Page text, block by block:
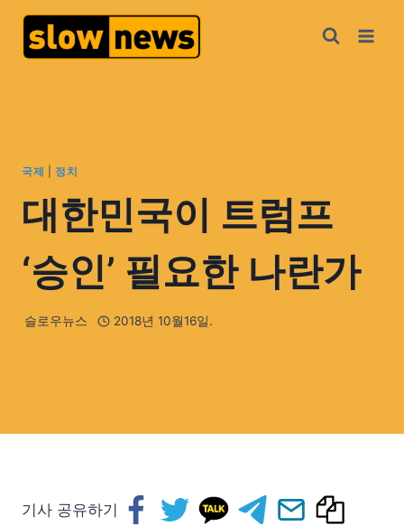
국제 정치
대한민국이 트럼프
‘승인’ 필요한 나란가
슬로우뉴스 2018년 10월16일.
기사 공유하기